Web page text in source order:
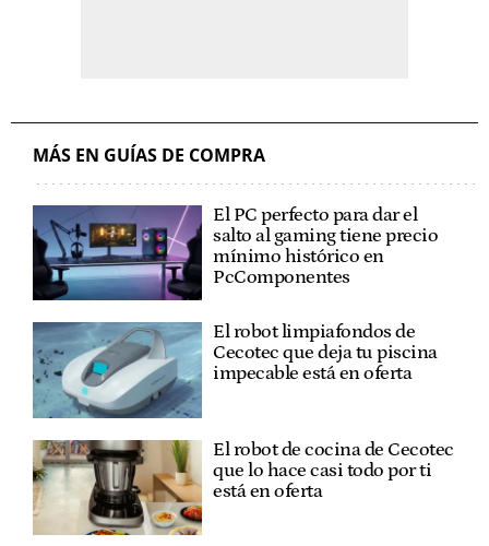
MÁS EN GUÍAS DE COMPRA
El PC perfecto para dar el
salto al gaming tiene precio
mínimo histórico en
PcComponentes
El robot limpiafondos de
Cecotec que deja tu piscina
impecable está en oferta
El robot de cocina de Cecotec
que lo hace casi todo por ti
está en oferta